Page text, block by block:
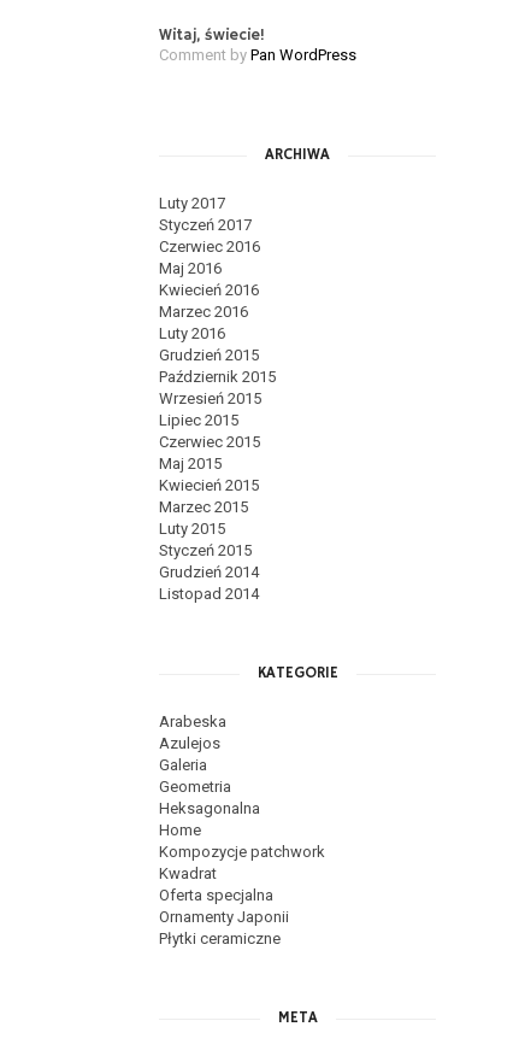
Witaj, świecie!
Comment by Pan WordPress
ARCHIWA
Luty 2017
Styczeń 2017
Czerwiec 2016
Maj 2016
Kwiecień 2016
Marzec 2016
Luty 2016
Grudzień 2015
Październik 2015
Wrzesień 2015
Lipiec 2015
Czerwiec 2015
Maj 2015
Kwiecień 2015
Marzec 2015
Luty 2015
Styczeń 2015
Grudzień 2014
Listopad 2014
KATEGORIE
Arabeska
Azulejos
Galeria
Geometria
Heksagonalna
Home
Kompozycje patchwork
Kwadrat
Oferta specjalna
Ornamenty Japonii
Płytki ceramiczne
META